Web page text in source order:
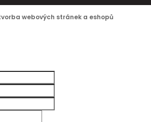
webových stránek a eshopů